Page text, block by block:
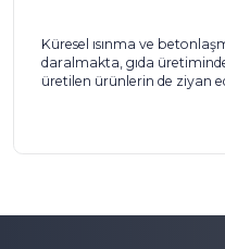
Lisanslı depoculuk, ana
Ürün senetleri
dayanmaktadır.
ihracatını da
ülkede, tahıl fiyatları kış